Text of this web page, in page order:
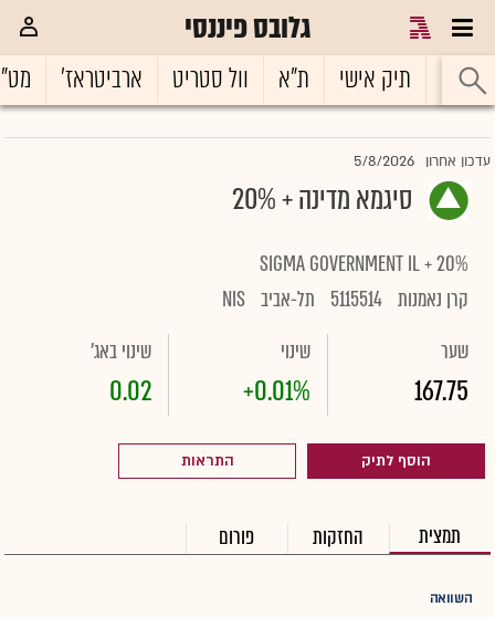
גלובס פיננסי
ראשי תיק אישי ת"א וול סטריט ארביטראז'
עדכון אחרון 5/8/2026
סיגמא מדינה + 20%
SIGMA GOVERNMENT IL + 20%
קרן נאמנות 5115514 תל-אביב NIS
שער
167.75
שינוי
+0.01%
שינוי באג'
0.02
הוסף לתיק התראות
תמצית החזקות פורום
השוואה